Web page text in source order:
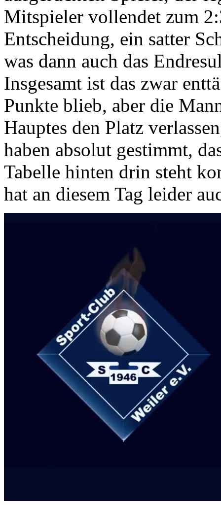
Mitspieler vollendet zum
Entscheidung, ein satter
was dann auch das
Insgesamt ist das zwar
Punkte blieb, aber die
Hauptes den Platz
haben absolut gestimmt,
Tabelle hinten drin steht
hat an diesem Tag leider